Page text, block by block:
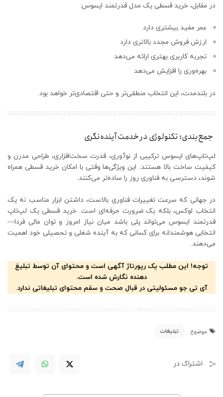
در مقابل، خرید قسطی یک مدل قدرتمند ایسوس:
عمر مفید بیشتری دارد
ارزش فروش مجدد بالاتری دارد
تجربه کاربری بهتری ارائه می‌دهد
بهره‌وری را افزایش می‌دهد
در بلندمدت، این انتخاب منطقی‌تر و حتی اقتصادی‌تر خواهد بود.
جمع‌بندی: تکنولوژی در خدمت آینده‌نگری
لپ‌تاپ‌های ایسوس ترکیبی از نوآوری، قدرت سخت‌افزاری، طراحی مدرن و
کیفیت ساخت بالا هستند. این ویژگی‌ها وقتی با امکان خرید قسطی همراه
شوند، دسترسی به فناوری روز را ساده‌تر می‌کنند.
در جهانی که سرعت تغییرات فناوری بالاست، داشتن ابزار مناسب نه یک
انتخاب لوکس، بلکه یک ضرورت حرفه‌ای است. خرید قسطی یک لپ‌تاپ
قدرتمند ایسوس می‌تواند پلی باشد میان نیاز امروز و توان مالی فردا—
انتخابی هوشمندانه برای کسانی که به آینده شغلی و تحصیلی خود اهمیت
می‌دهند.
توجه! این مطلب یک رپورتاژ آگهی است و محتوای آن توسط تبلیغ
دهنده نگارش شده است.
آی تی جو مسئولیتی در قبال صحت و سقم محتوای تبلیغاتی ندارد.
موضوع تبلیغات
اشتراک در